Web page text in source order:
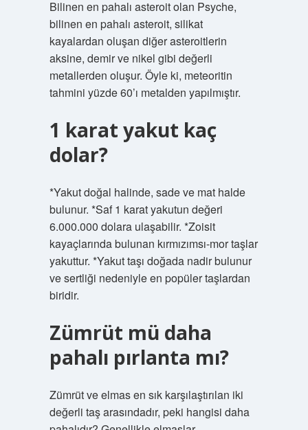
Bilinen en pahalı asteroit olan Psyche,
bilinen en pahalı asteroit, silikat
kayalardan oluşan diğer asteroitlerin
aksine, demir ve nikel gibi değerli
metallerden oluşur. Öyle ki, meteoritin
tahmini yüzde 60’ı metalden yapılmıştır.
1 karat yakut kaç
dolar?
*Yakut doğal halinde, sade ve mat halde
bulunur. *Saf 1 karat yakutun değeri
6.000.000 dolara ulaşabilir. *Zoisit
kayaçlarında bulunan kırmızımsı-mor taşlar
yakuttur. *Yakut taşı doğada nadir bulunur
ve sertliği nedeniyle en popüler taşlardan
biridir.
Zümrüt mü daha
pahalı pırlanta mı?
Zümrüt ve elmas en sık karşılaştırılan iki
değerli taş arasındadır, peki hangisi daha